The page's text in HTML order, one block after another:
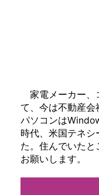
家電メーカー、
て、今は不動産会
パソコンは
時代、米国テネシ
た。住んでいたと
お願いします。